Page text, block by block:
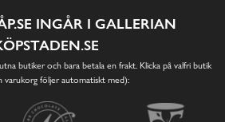
INGÅR I GALLERIAN
butiker och bara betala en frakt. Klicka på valfri butik
varukorg följer automatiskt med):